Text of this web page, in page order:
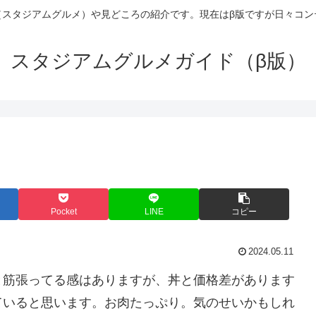
タジアムグルメ）や見どころの紹介です。現在はβ版ですが日々コ
スタジアムグルメガイド（β版）
Pocket LINE コピー
2024.05.11
張ってる感はありますが、丼と価格差があります
ると思います。お肉たっぷり。気のせいかもしれ